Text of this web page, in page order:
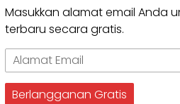
Masukkan alamat email Anda
terbaru secara gratis.
Alamat
Email
Berlangganan Gratis